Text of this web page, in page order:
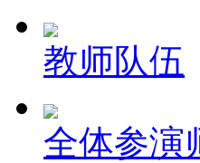
教师队伍
全体参演